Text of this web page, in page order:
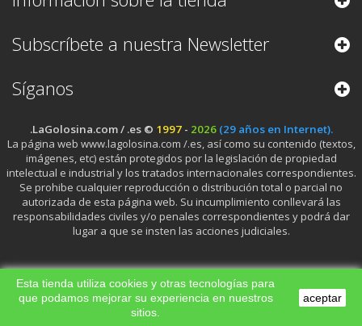
Subscríbete a nuestra Newsletter
Síganos
.LaGolosina.com / .es © 1997- 2026 (29 años en Internet).
La página web www.lagolosina.com /.es, así como su contenido (textos,
imágenes, etc) están protegidos por la legislación de propiedad
intelectual e industrial y los tratados internacionales correspondientes.
Se prohibe cualquier reproducción o distribución total o parcial no
autorizada de esta página web. Su incumplimiento conllevará las
responsabilidades civiles y/o penales correspondientes y podrá dar
lugar a que se insten las acciones judiciales.
Esta tienda utiliza cookies y otras tecnologías para
que podamos mejorar su experiencia en nuestros
sitios.
aceptar